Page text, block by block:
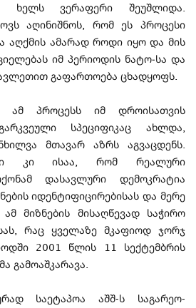
ხელს ვერაფერი შეუშლიდა.
აღინიშნოს, რომ ეს პროცესი
აღქმის ამარად როდი იყო და მის
იმ პერიოდის ნატო-სა და
გაფართოება ცხადყოფს.
ამ პროცესს იმ დროისათვის
სპეციფიკაც ახლდა,
მთავარ აზრს აგვაცდენს.
კი ისაა, რომ რეალური
დასავლური დემოკრატია
იდენტიფიცირებისას და მერე
მიზნების მისაღწევად საჭირო
რაც ყველაზე მკაფიოდ ჯორჯ
2001 წლის 11 სექტემბრის
გამოაშკარავა.
საეტაპოა აშშ-ს საგარეო-